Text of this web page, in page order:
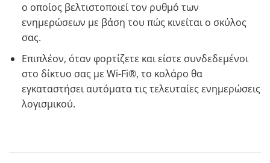
ο οποίος βελτιστοποιεί τον ρυθμό των
ενημερώσεων με βάση του πώς κινείται ο σκύλος
σας.
Επιπλέον, όταν φορτίζετε και είστε συνδεδεμένοι
στο δίκτυο σας με Wi-Fi®, το κολάρο θα
εγκαταστήσει αυτόματα τις τελευταίες ενημερώσεις
λογισμικού.